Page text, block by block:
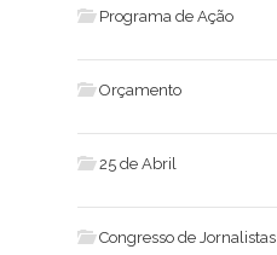
Programa de Ação
Orçamento
25 de Abril
Congresso de Jornalistas